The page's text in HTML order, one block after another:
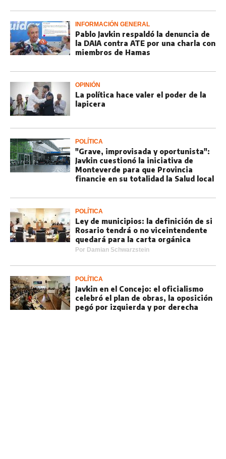
INFORMACIÓN GENERAL
Pablo Javkin respaldó la denuncia de
la DAIA contra ATE por una charla con
miembros de Hamas
OPINIÓN
La política hace valer el poder de la
lapicera
POLÍTICA
"Grave, improvisada y oportunista":
Javkin cuestionó la iniciativa de
Monteverde para que Provincia
financie en su totalidad la Salud local
POLÍTICA
Ley de municipios: la definición de si
Rosario tendrá o no viceintendente
quedará para la carta orgánica
Por Damian Schwarzstein
POLÍTICA
Javkin en el Concejo: el oficialismo
celebró el plan de obras, la oposición
pegó por izquierda y por derecha